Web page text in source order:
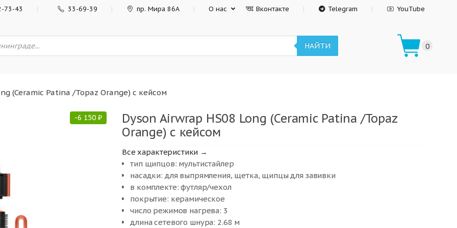
73-43 33-69-39 пр. Мира 86А О нас Вконтакте Telegram YouTube
НАЙТИ 0
(Ceramic Patina /Topaz Orange) с кейсом
-6 150 ₽
Dyson Airwrap HS08 Long (Ceramic Patina /Topaz
Orange) с кейсом
Все характеристики →
тип щипцов: мультистайлер
насадки: для выпрямления, щетка, щипцы для завивки
в комплекте: футляр/чехол
покрытие: керамическое
число режимов нагрева: 3
длина сетевого шнура: 2.68 м